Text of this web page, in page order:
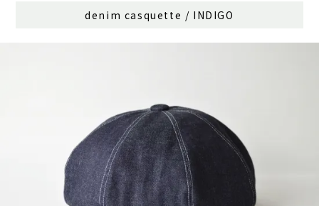
denim casquette / INDIGO